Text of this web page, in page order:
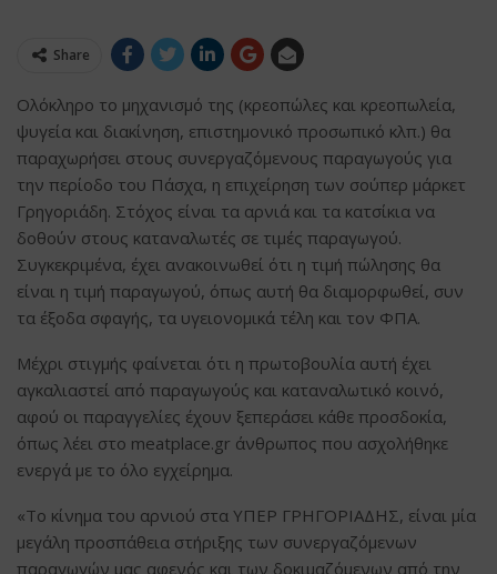
Share
Ολόκληρο το μηχανισμό της (κρεοπώλες και κρεοπωλεία,
ψυγεία και διακίνηση, επιστημονικό προσωπικό κλπ.) θα
παραχωρήσει στους συνεργαζόμενους παραγωγούς για
την περίοδο του Πάσχα, η επιχείρηση των σούπερ μάρκετ
Γρηγοριάδη. Στόχος είναι τα αρνιά και τα κατσίκια να
δοθούν στους καταναλωτές σε τιμές παραγωγού.
Συγκεκριμένα, έχει ανακοινωθεί ότι η τιμή πώλησης θα
είναι η τιμή παραγωγού, όπως αυτή θα διαμορφωθεί, συν
τα έξοδα σφαγής, τα υγειονομικά τέλη και τον ΦΠΑ.
Μέχρι στιγμής φαίνεται ότι η πρωτοβουλία αυτή έχει
αγκαλιαστεί από παραγωγούς και καταναλωτικό κοινό,
αφού οι παραγγελίες έχουν ξεπεράσει κάθε προσδοκία,
όπως λέει στο meatplace.gr άνθρωπος που ασχολήθηκε
ενεργά με το όλο εγχείρημα.
«Το κίνημα του αρνιού στα ΥΠΕΡ ΓΡΗΓΟΡΙΑΔΗΣ, είναι μία
μεγάλη προσπάθεια στήριξης των συνεργαζόμενων
παραγωγών μας αφενός και των δοκιμαζόμενων από την